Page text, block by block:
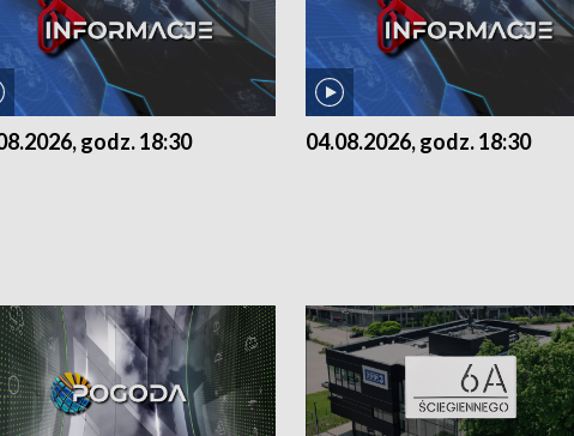
godz. 18:30 04.08.2026, godz. 18:30